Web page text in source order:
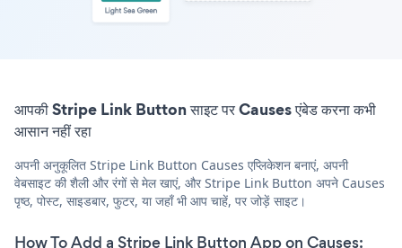
आपकी Stripe Link Button साइट पर Causes एंबेड करना कभी
आसान नहीं रहा
अपनी अनुकूलित Stripe Link Button Causes एप्लिकेशन बनाएं, अपनी
वेबसाइट की शैली और रंगों से मेल खाएं, और Stripe Link Button अपने Causes
पृष्ठ, पोस्ट, साइडबार, फुटर, या जहाँ भी आप चाहें, पर जोड़ें साइट।
How To Add a Stripe Link Button App on Causes: